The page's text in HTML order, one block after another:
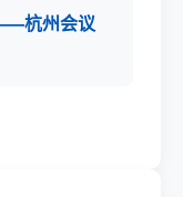
杭州会议